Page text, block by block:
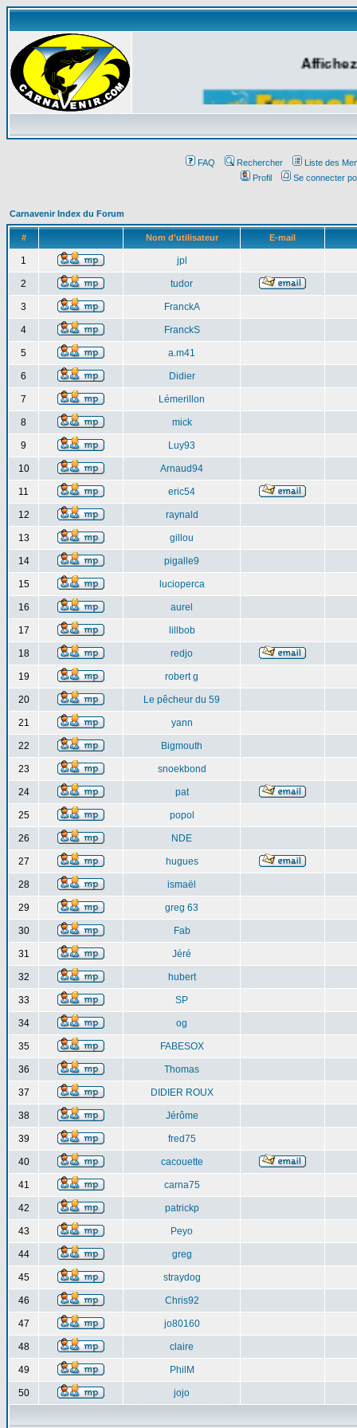
FAQ Rechercher
Liste des
Profil
Se connecter
Carnavenir Index du Forum
# Nom d'utilisateur E-mail
1 jpl
2 tudor
3 FranckA
4 FranckS
5 a.m41
6 Didier
7 Lémerillon
8 mick
9 Luy93
10 Arnaud94
11 eric54
12 raynald
13 gillou
14 pigalle9
15 lucioperca
16 aurel
17 lillbob
18 redjo
19 robert g
20 Le pêcheur du 59
21 yann
22 Bigmouth
23 snoekbond
24 pat
25 popol
26 NDE
27 hugues
28 ismaël
29 greg 63
30 Fab
31 Jéré
32 hubert
33 SP
34 og
35 FABESOX
36 Thomas
37 DIDIER ROUX
38 Jérôme
39 fred75
40 cacouette
41 carna75
42 patrickp
43 Peyo
44 greg
45 straydog
46 Chris92
47 jo80160
48 claire
49 PhilM
50 jojo